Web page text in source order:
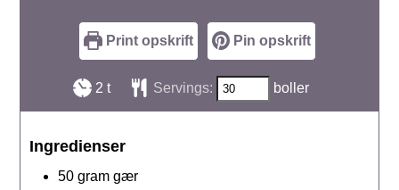
Print opskrift Pin opskrift
2timer
t Servings: boller
Ingredienser
50gramgær